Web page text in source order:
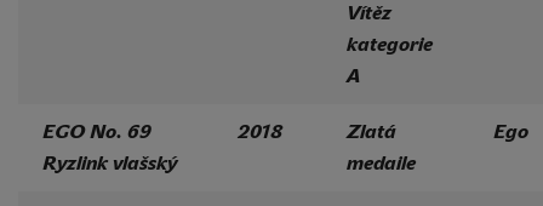
Vítěz
kategorie
A
EGO No. 69
Ryzlink vlašský
2018
Zlatá
medaile
Ego